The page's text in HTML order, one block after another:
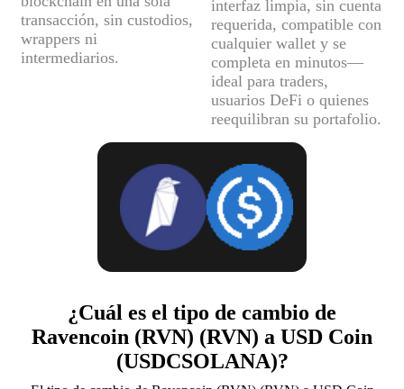
transacción, sin custodios,
wrappers ni
intermediarios.
interfaz limpia, sin cuenta
requerida, compatible con
cualquier wallet y se
completa en minutos—
ideal para traders,
usuarios DeFi o quienes
reequilibran su portafolio.
¿Cuál es el tipo de cambio de
Ravencoin (RVN) (RVN) a USD Coin
(USDCSOLANA)?